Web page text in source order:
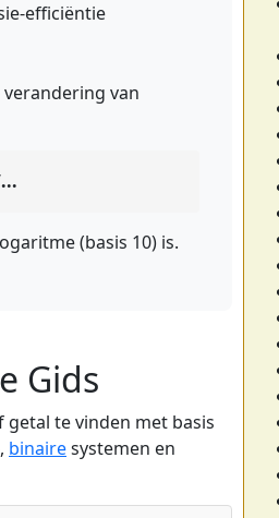
efficiëntie
van
(basis 10) is.
Gids
getal te vinden met basis
binairesystemen en